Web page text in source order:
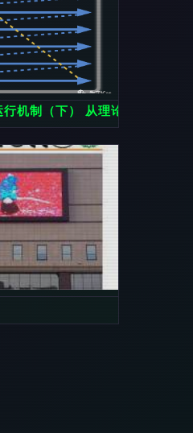
机制（下） 从理论到实践的电